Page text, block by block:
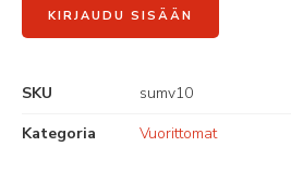
KIRJAUDU SISÄÄN
SKU
sumv10
Kategoria
Vuorittomat